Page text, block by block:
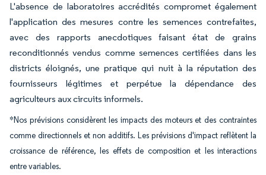
L'absence de laboratoires accrédités compromet également
l'application des mesures contre les semences contrefaites,
avec des rapports anecdotiques faisant état de grains
reconditionnés vendus comme semences certifiées dans les
districts éloignés, une pratique qui nuit à la réputation des
fournisseurs légitimes et perpétue la dépendance des
agriculteurs aux circuits informels.
*Nos prévisions considèrent les impacts des moteurs et des contraintes
comme directionnels et non additifs. Les prévisions d'impact reflètent la
croissance de référence, les effets de composition et les interactions
entre variables.